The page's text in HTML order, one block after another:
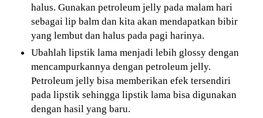
halus. Gunakan petroleum jelly pada malam hari
sebagai lip balm dan kita akan mendapatkan bibir
yang lembut dan halus pada pagi harinya.
Ubahlah lipstik lama menjadi lebih glossy dengan
mencampurkannya dengan petroleum jelly.
Petroleum jelly bisa memberikan efek tersendiri
pada lipstik sehingga lipstik lama bisa digunakan
dengan hasil yang baru.